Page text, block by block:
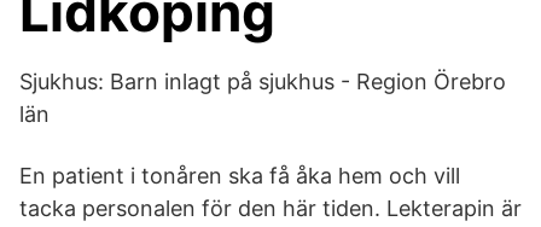
Sjukhus: Barn inlagt på sjukhus - Region Örebro
län
En patient i tonåren ska få åka hem och vill
tacka personalen för den här tiden. Lekterapin är